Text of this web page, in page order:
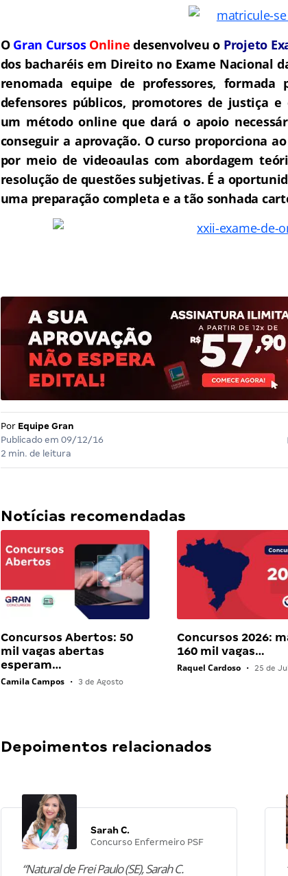
O Gran Cursos Online desenvolveu o Projeto
dos bacharéis em Direito no Exame Nacional
renomada equipe de professores, formada
defensores públicos, promotores de justiça
um método online que dará o apoio
conseguir a aprovação. O curso proporciona
por meio de videoaulas com abordagem
resolução de questões subjetivas. É a
uma preparação completa e a tão sonhada
Por Equipe Gran
Publicado em 09/12/16
2 min. de leitura
Notícias recomendadas
Concursos Abertos: 50
mil vagas abertas
esperam…
Camila Campos • 3 de Agosto
Concursos 2026:
160 mil vagas…
Raquel Cardoso • 25 de
Depoimentos relacionados
Sarah C.
Concurso Enfermeiro PSF
“Natural de Frei Paulo (SE), Sarah C.